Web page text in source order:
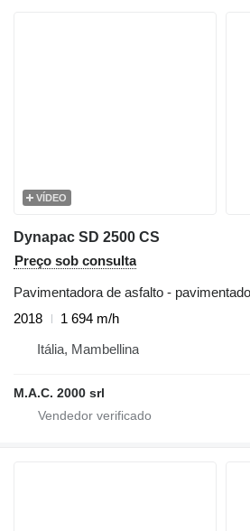
VÍDEO
Dynapac SD 2500 CS
Preço sob consulta
Pavimentadora de asfalto -
2018
1 694 m/h
Itália, Mambellina
M.A.C. 2000 srl